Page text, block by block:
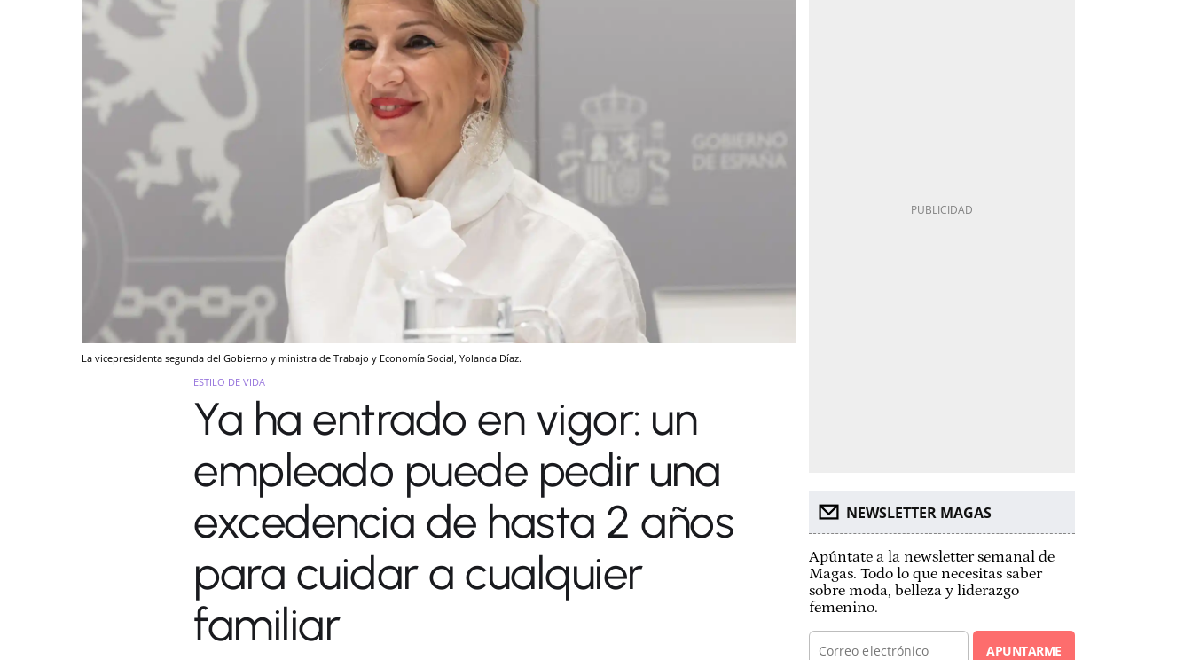
La vicepresidenta segunda del Gobierno y ministra de Trabajo y Economía Social, Yolanda Díaz.
ESTILO DE VIDA
Ya ha entrado en vigor: un
empleado puede pedir una
excedencia de hasta 2 años
para cuidar a cualquier
familiar
NEWSLETTER MAGAS
Apúntate a la newsletter semanal de
Magas. Todo lo que necesitas saber
sobre moda, belleza y liderazgo
femenino.
APUNTARME